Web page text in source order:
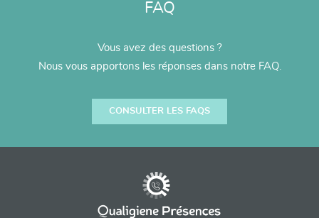
FAQ
Vous avez des questions ?
Nous vous apportons les réponses dans notre FAQ.
CONSULTER LES FAQS